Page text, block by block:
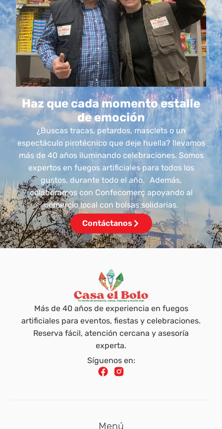
Haz que cada momento estalle
de emoción
¿Buscas tracas, petardos, masclets o un
espectáculo pirotécnico que deje huella? llevamos
más de 40 años iluminando celebraciones. Somos
expertos en fuegos artificiales para todos los
gustos, durante todo el año. Además,
colaboramos con Confecomerç apoyando al
comercio local con bolsas solidarias.
Contáctanos
Más de 40 años de experiencia en fuegos
artificiales para eventos, fiestas y celebraciones.
Reserva fácil, atención cercana y asesoría
experta.
Síguenos en:
Menú